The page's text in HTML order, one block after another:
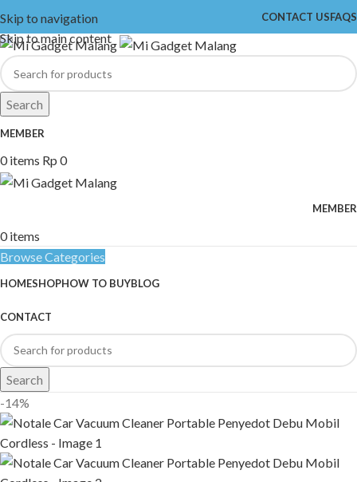
Skip to navigation
Skip to main content
CONTACT USFAQS
Search
MEMBER
0items Rp 0
MEMBER
0items
Browse Categories
HOMESHOPHOW TO BUYBLOG
CONTACT
Search
-14%